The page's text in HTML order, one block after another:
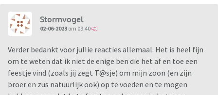
Al met al kost het best wat moeite en denkwerk om te
omdat hij ouder wordt, ook steeds minder invloed op. Wij
kunnen en willen met hem meedenken, maar de uitvoering
ligt steeds meer bij hem.
Ik en mijn man doen het graag, maar in alle eerlijkheid vind
Stormvogel
02-06-2023 om 09:40
Verder bedankt voor jullie reacties allemaal. Het is heel fijn
om te weten dat ik niet de enige ben die het af en toe een
feestje vind (zoals jij zegt T@sje) om mijn zoon (en zijn
broer en zus natuurlijk ook) op te voeden en te mogen